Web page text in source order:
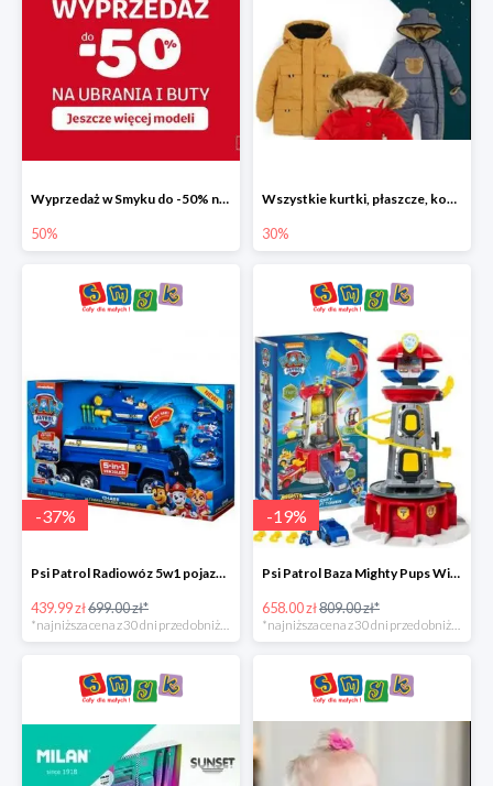
Wyprzedaż w Smyku do -50% na ubrania i buty
50%
Wszystkie kurtki, płaszcze, kombinezony i spodnie narciarskie -30%
30%
-37%
Psi Patrol Radiowóz 5w1 pojazd ratunkowy z figurką Chase'a -37%
439.99 zł699.00 zł*
-19%
Psi Patrol Baza Mighty Pups Wieża obserwacyjna+pojazd z figurką -19%
658.00 zł809.00 zł*